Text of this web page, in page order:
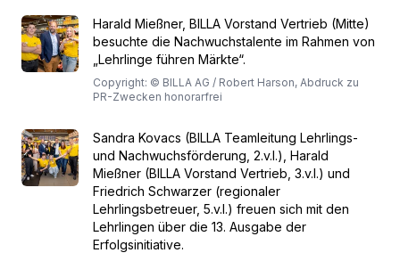
Harald Mießner, BILLA Vorstand Vertrieb (Mitte)
besuchte die Nachwuchstalente im Rahmen von
„Lehrlinge führen Märkte“.
Copyright: © BILLA AG / Robert Harson, Abdruck zu
PR-Zwecken honorarfrei
Sandra Kovacs (BILLA Teamleitung Lehrlings-
und Nachwuchsförderung, 2.v.l.), Harald
Mießner (BILLA Vorstand Vertrieb, 3.v.l.) und
Friedrich Schwarzer (regionaler
Lehrlingsbetreuer, 5.v.l.) freuen sich mit den
Lehrlingen über die 13. Ausgabe der
Erfolgsinitiative.